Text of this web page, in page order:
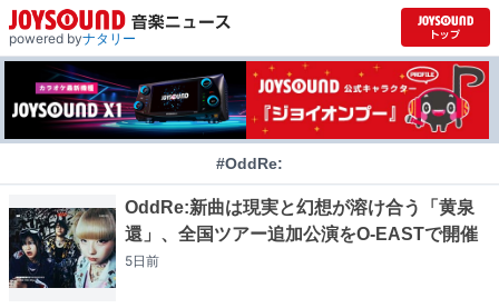
powered byナタリー
#OddRe:
OddRe:新曲は現実と幻想が溶け合う「黄泉
還」、全国ツアー追加公演をO-EASTで開催
5日前